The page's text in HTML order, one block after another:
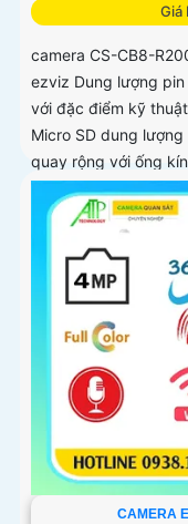
Giá
camera CS-CB8-
ezviz Dung lượng
với đặc điểm kỹ
Micro SD dung
quay rộng với ống
CAMERA